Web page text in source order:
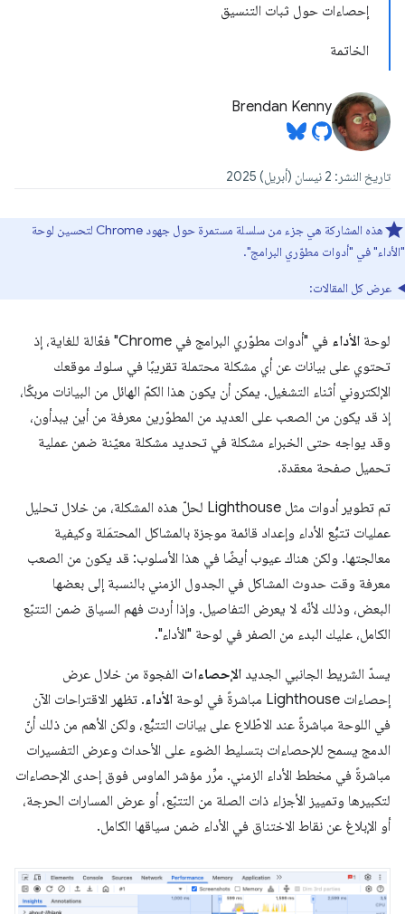
إحصاءات حول ثبات التنسيق
الخاتمة
Brendan Kenny
تاريخ النشر: 2 نيسان (أبريل) 2025
هذه المشاركة هي جزء من سلسلة مستمرة حول جهود Chrome لتحسين لوحة
"الأداء" في "أدوات مطوّري البرامج".
عرض كل المقالات:
لوحة الأداء
في "أدوات مطوّري البرامج في Chrome" فعّالة للغاية، إذ
تحتوي على بيانات عن أي مشكلة محتملة تقريبًا في سلوك موقعك
الإلكتروني أثناء التشغيل. يمكن أن يكون هذا الكمّ الهائل من البيانات مربكًا،
إذ قد يكون من الصعب على العديد من المطوّرين معرفة من أين يبدأون،
وقد يواجه حتى الخبراء مشكلة في تحديد مشكلة معيّنة ضمن عملية
تحميل صفحة معقدة.
تم تطوير أدوات مثل Lighthouse لحلّ هذه المشكلة، من خلال تحليل
عمليات تتبُّع الأداء وإعداد قائمة موجزة بالمشاكل المحتمَلة وكيفية
معالجتها. ولكن هناك عيوب أيضًا في هذا الأسلوب: قد يكون من الصعب
معرفة وقت حدوث المشاكل في الجدول الزمني بالنسبة إلى بعضها
البعض، وذلك لأنّه لا يعرض التفاصيل. وإذا أردت فهم السياق ضمن التتبّع
الكامل، عليك البدء من الصفر في لوحة "الأداء".
يسدّ الشريط الجانبي الجديد الإحصاءات الفجوة من خلال عرض
إحصاءات Lighthouse مباشرةً في لوحة
الأداء. تظهر الاقتراحات الآن
في اللوحة مباشرةً عند الاطّلاع على بيانات التتبُّع، ولكن الأهم من ذلك أنّ
الدمج يسمح للإحصاءات بتسليط الضوء على الأحداث وعرض التفسيرات
مباشرةً في مخطط الأداء الزمني. مرِّر مؤشر الماوس فوق إحدى الإحصاءات
لتكبيرها وتمييز الأجزاء ذات الصلة من التتبّع، أو عرض المسارات الحرجة،
أو الإبلاغ عن نقاط الاختناق في الأداء ضمن سياقها الكامل.